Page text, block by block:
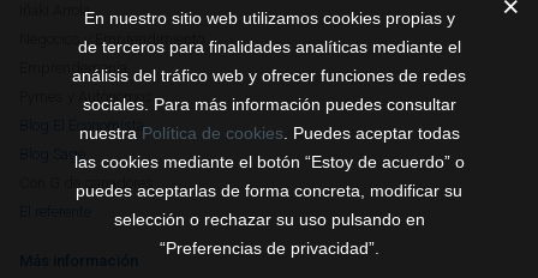
Iñaki Arrola
Negocios y Emprendimiento
Emprendemanía
Pymes y Autónomos
Blog El Economista
Blog Sage
Con G de ganadores
En nuestro sitio web utilizamos cookies propias y
de terceros para finalidades analíticas mediante el
análisis del tráfico web y ofrecer funciones de redes
sociales. Para más información puedes consultar
nuestra Política de cookies. Puedes aceptar todas
las cookies mediante el botón “Estoy de acuerdo” o
puedes aceptarlas de forma concreta, modificar su
selección o rechazar su uso pulsando en
“Preferencias de privacidad”.